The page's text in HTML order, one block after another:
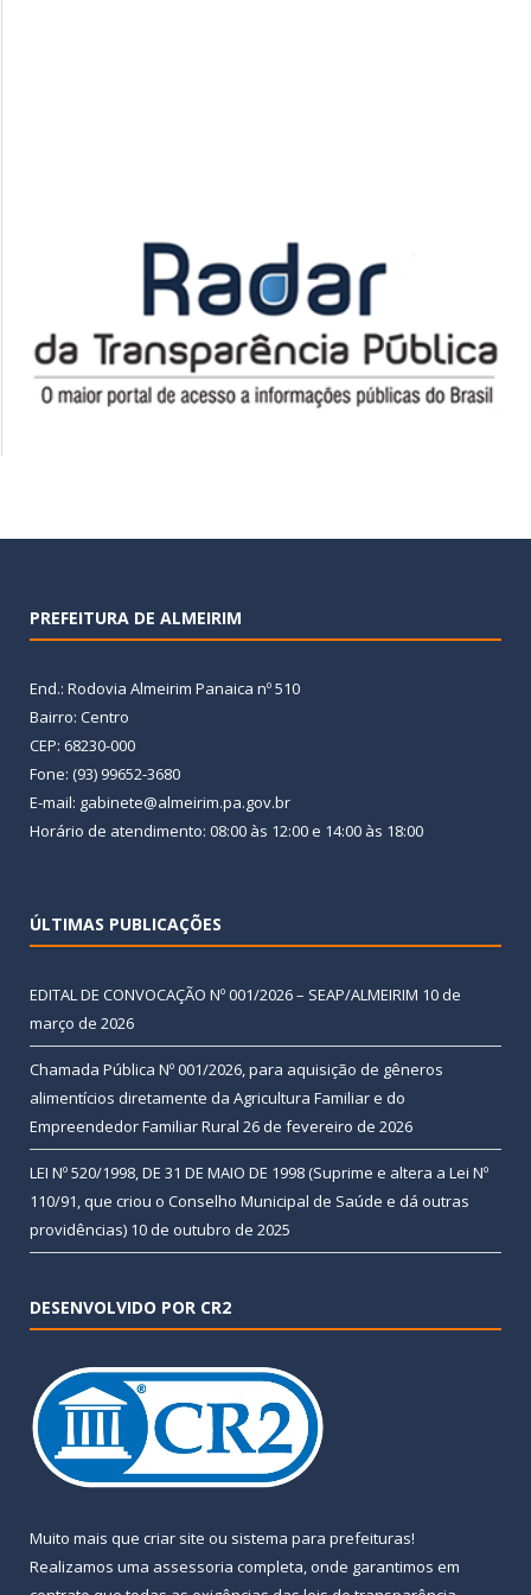
PREFEITURA DE ALMEIRIM
End.: Rodovia Almeirim Panaica nº 510
Bairro: Centro
CEP: 68230-000
Fone: (93) 99652-3680
E-mail: gabinete@almeirim.pa.gov.br
Horário de atendimento: 08:00 às 12:00 e 14:00 às 18:00
ÚLTIMAS PUBLICAÇÕES
EDITAL DE CONVOCAÇÃO Nº 001/2026 – SEAP/ALMEIRIM 10 de
março de 2026
Chamada Pública Nº 001/2026, para aquisição de gêneros
alimentícios diretamente da Agricultura Familiar e do
Empreendedor Familiar Rural 26 de fevereiro de 2026
LEI Nº 520/1998, DE 31 DE MAIO DE 1998 (Suprime e altera a Lei Nº
110/91, que criou o Conselho Municipal de Saúde e dá outras
providências) 10 de outubro de 2025
DESENVOLVIDO POR CR2
Muito mais que criar site ou sistema para prefeituras!
Realizamos uma assessoria completa, onde garantimos em